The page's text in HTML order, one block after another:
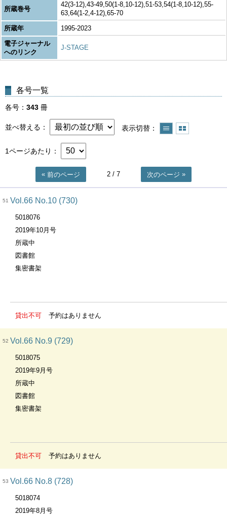
所蔵巻号
42(3-12),43-49,50(1-8,10-12),51-53,54(1-8,10-12),55-
63,64(1-2,4-12),65-70
所蔵年
1995-2023
電子ジャーナル
へのリンク
J-STAGE
各号一覧
各号 343 冊
並べ替える 表示切替
1ページあたり
前のページ 2 / 7 次のページ
51 Vol.66 No.10 (730)
5018076
2019年10月号
所蔵中
図書館
集密書架
貸出不可 予約はありません
52 Vol.66 No.9 (729)
5018075
2019年9月号
所蔵中
図書館
集密書架
貸出不可 予約はありません
53 Vol.66 No.8 (728)
5018074
2019年8月号